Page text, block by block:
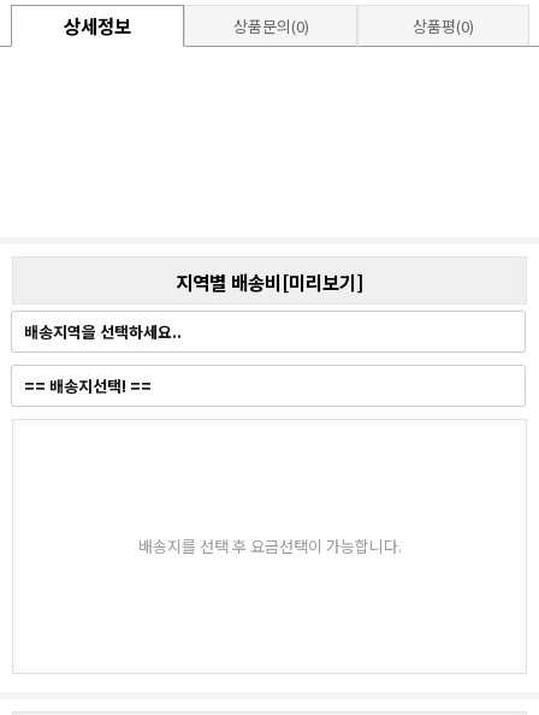
상세정보 상품문의(0) 상품평(0)
지역별 배송비[미리보기]
배송지를 선택 후 요금선택이 가능합니다.